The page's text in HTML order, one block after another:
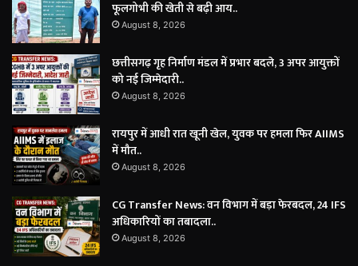
फूलगोभी की खेती से बढ़ी आय..
August 8, 2026
छत्तीसगढ़ गृह निर्माण मंडल में प्रभार बदले, 3 अपर आयुक्तों
को नई जिम्मेदारी..
August 8, 2026
रायपुर में आधी रात खूनी खेल, युवक पर हमला फिर AIIMS
में मौत..
August 8, 2026
CG Transfer News: वन विभाग में बड़ा फेरबदल, 24 IFS
अधिकारियों का तबादला..
August 8, 2026